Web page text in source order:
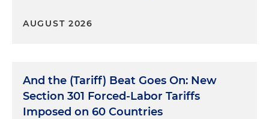
AUGUST 2026
And the (Tariff) Beat Goes On: New
Section 301 Forced-Labor Tariffs
Imposed on 60 Countries